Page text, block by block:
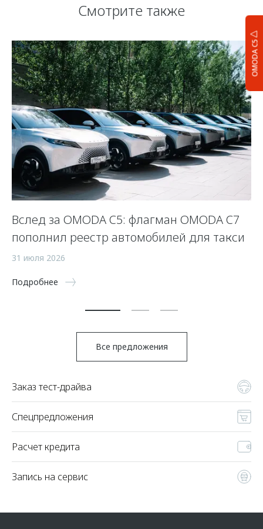
OMODA C5
Смотрите также
Вслед за OMODA C5: флагман OMODA C7
пополнил реестр автомобилей для такси
31 июля 2026
Подробнее
Все предложения
Заказ тест-драйва
Спецпредложения
Расчет кредита
Запись на сервис